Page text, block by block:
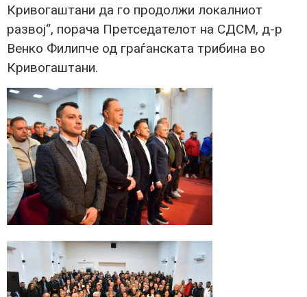
Кривогаштани да го продолжи локалниот
развој“, порача Претседателот на СДСМ, д-р
Венко Филипче од граѓанската трибина во
Кривогаштани.